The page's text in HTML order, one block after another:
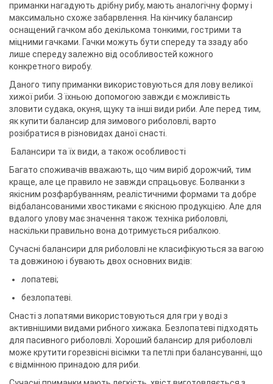
приманки нагадують дрібну рибу, мають аналогічну форму і
максимально схоже забарвлення. На кінчику балансир
оснащений гачком або декількома тонкими, гострими та
міцними гачками. Гачки можуть бути спереду та ззаду або
лише спереду залежно від особливостей кожного
конкретного виробу.
Даного типу приманки використовуються для лову великої
хижої риби. З їхньою допомогою завжди є можливість
зловити судака, окуня, щуку та інші види риби. Але перед тим,
як купити балансир для зимового риболовлі, варто
розібратися в різновидах даної снасті.
Балансири та їх види, а також особливості
Багато споживачів вважають, що чим виріб дорожчий, тим
краще, але це правило не завжди спрацьовує. Болванки з
якісним розфарбуванням, реалістичними формами та добре
відбалансованими хвостиками є якісною продукцією. Але для
вдалого улову має значення також техніка риболовлі,
наскільки правильно вона дотримується рибалкою.
Сучасні балансири для риболовлі не класифікуються за вагою
та довжиною і бувають двох основних видів:
лопатеві;
безлопатеві.
Снасті з лопатями використовуються для гри у воді з
активнішими видами рибного хижака. Безлопатеві підходять
для пасивного риболовлі. Хороший балансир для риболовлі
може крутити горезвісні вісімки та петлі при балансуванні, що
є відмінною принадою для риби.